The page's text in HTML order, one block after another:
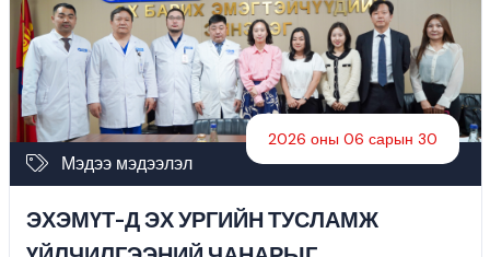
Мэдээ мэдээлэл
2026 оны 06 сарын 30
ЭХЭМҮТ-Д ЭХ УРГИЙН ТУСЛАМЖ